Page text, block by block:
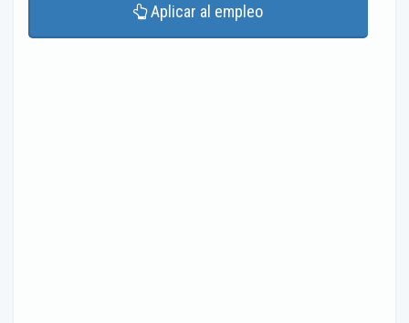
Aplicar al empleo